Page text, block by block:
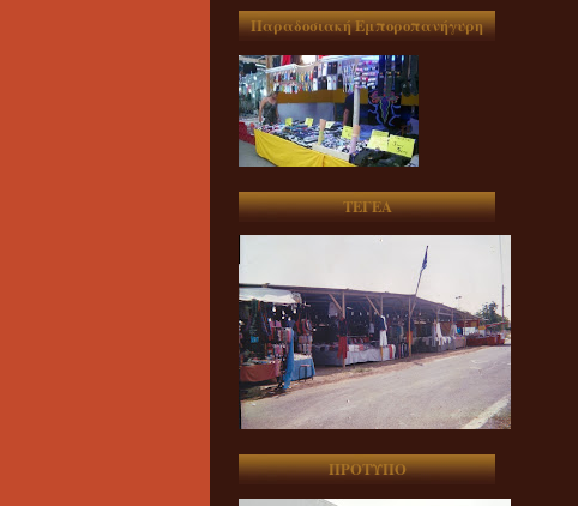
Παραδοσιακή Εμποροπανήγυρη
ΤΕΓΕΑ
ΠΡΟΤΥΠΟ